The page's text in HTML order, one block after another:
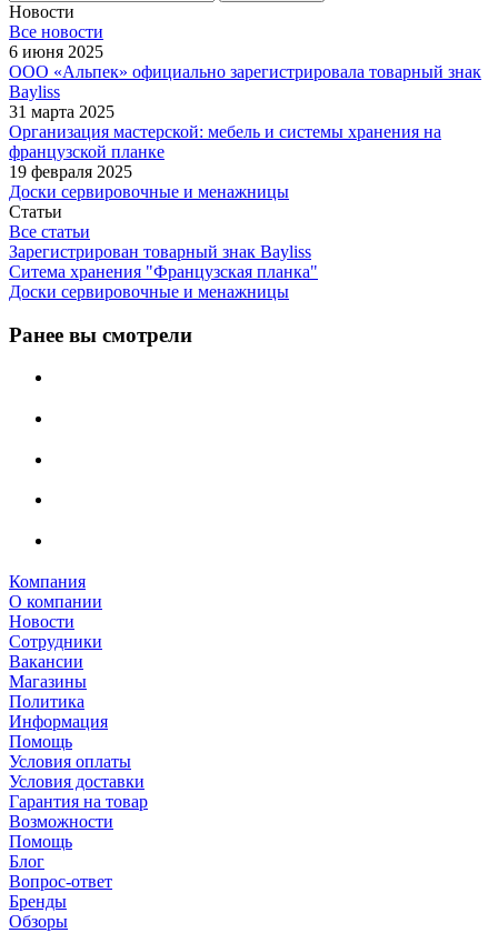
Новости
Все новости
6 июня 2025
ООО «Альпек» официально зарегистрировала товарный знак
Bayliss
31 марта 2025
Организация мастерской: мебель и системы хранения на
французской планке
19 февраля 2025
Доски сервировочные и менажницы
Статьи
Все статьи
Зарегистрирован товарный знак Bayliss
Ситема хранения "Французская планка"
Доски сервировочные и менажницы
Ранее вы смотрели
Компания
О компании
Новости
Сотрудники
Вакансии
Магазины
Политика
Информация
Помощь
Условия оплаты
Условия доставки
Гарантия на товар
Возможности
Помощь
Блог
Вопрос-ответ
Бренды
Обзоры